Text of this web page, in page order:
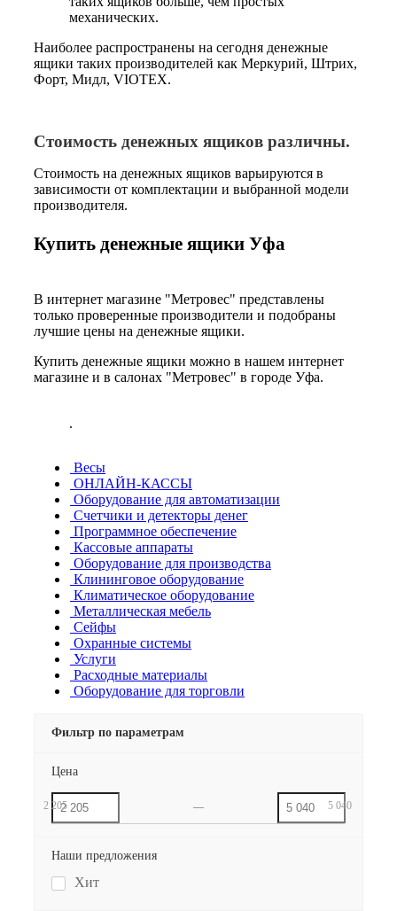
механических.
Наиболее распространены на сегодня денежные
ящики таких производителей как Меркурий, Штрих,
Форт, Мидл, VIOTEX.
Стоимость денежных ящиков различны.
Стоимость на денежных ящиков варьируются в
зависимости от комплектации и выбранной модели
производителя.
Купить денежные ящики Уфа
В интернет магазине "Метровес" представлены
только проверенные производители и подобраны
лучшие цены на денежные ящики.
Купить денежные ящики можно в нашем интернет
магазине и в салонах "Метровес" в городе Уфа.
.
Весы
ОНЛАЙН-КАССЫ
Оборудование для автоматизации
Счетчики и детекторы денег
Программное обеспечение
Кассовые аппараты
Оборудование для производства
Клининговое оборудование
Климатическое оборудование
Металлическая мебель
Сейфы
Охранные системы
Услуги
Расходные материалы
Оборудование для торговли
Фильтр по параметрам
Цена
2 205 5 040
Наши предложения
Хит